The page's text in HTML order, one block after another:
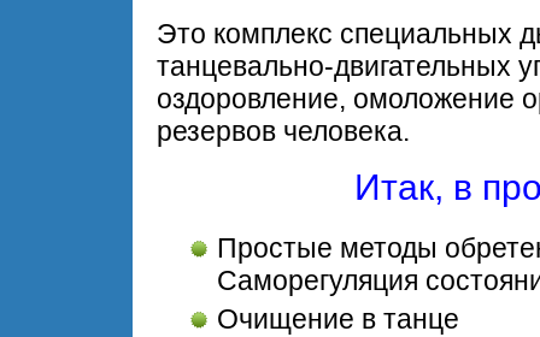
Это комплекс специальных
танцевально-двигательных
оздоровление, омоложение
резервов человека.
Итак, в
Простые методы
Саморегуляция
Очищение в танце